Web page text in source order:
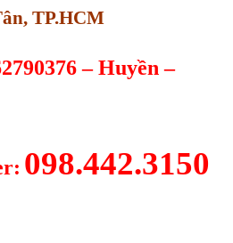
TP.HCM
– Huyền –
098.442.3150